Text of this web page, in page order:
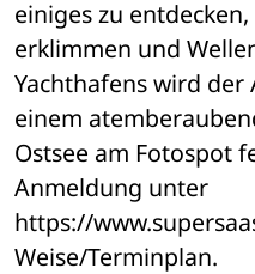
einiges zu
erklimmen und
Yachthafens wird
einem
Ostsee am Fotospot
Anmeldung unter
https://
Weise/Terminplan.